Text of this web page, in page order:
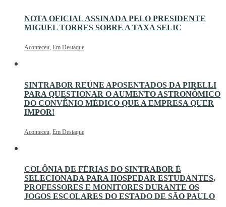
NOTA OFICIAL ASSINADA PELO PRESIDENTE
MIGUEL TORRES SOBRE A TAXA SELIC
Aconteceu, Em Destaque
SINTRABOR REÚNE APOSENTADOS DA PIRELLI
PARA QUESTIONAR O AUMENTO ASTRONÔMICO
DO CONVÊNIO MÉDICO QUE A EMPRESA QUER
IMPOR!
Aconteceu, Em Destaque
COLÔNIA DE FÉRIAS DO SINTRABOR É
SELECIONADA PARA HOSPEDAR ESTUDANTES,
PROFESSORES E MONITORES DURANTE OS
JOGOS ESCOLARES DO ESTADO DE SÃO PAULO